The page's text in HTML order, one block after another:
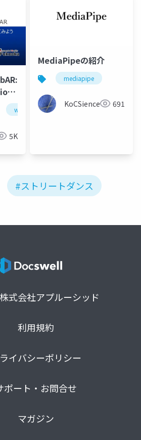
webar webxr mediapipe
5K
MediaPipeの紹介
mediapipe
KoCSience 691
#ストリートダンス
式会社アプルーシッド
利用規約
イバシーポリシー
ポート・お問合せ
マガジン